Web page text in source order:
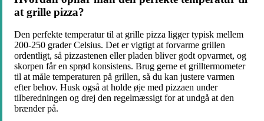
at grille pizza?
Den perfekte temperatur til at grille pizza ligger typisk mellem
200-250 grader Celsius. Det er vigtigt at forvarme grillen
ordentligt, så pizzastenen eller pladen bliver godt opvarmet, og
skorpen får en sprød konsistens. Brug gerne et grilltermometer
til at måle temperaturen på grillen, så du kan justere varmen
efter behov. Husk også at holde øje med pizzaen under
tilberedningen og drej den regelmæssigt for at undgå at den
brænder på.